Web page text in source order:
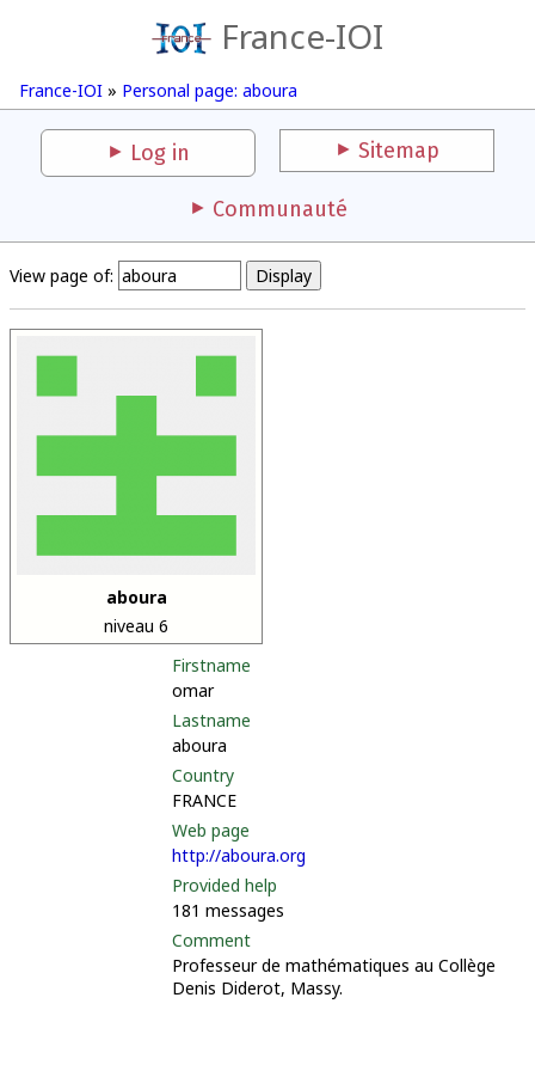
France-IOI
France-IOI » Personal page: aboura
Log in Sitemap
Communauté
View page of:
aboura
niveau 6
Firstname
omar
Lastname
aboura
Country
FRANCE
Web page
http://aboura.org
Provided help
181 messages
Comment
Professeur de mathématiques au Collège
Denis Diderot, Massy.